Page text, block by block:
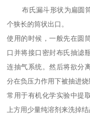
布氏漏斗形状为扁圆筒
个狭长的筒状出口。
使用的时候，一般先在圆
口并将接口密封布氏抽滤
连抽气系统。然后将欲分
分在负压力作用下被抽进烧
常用于有机化学实验中提
上方用少量纯溶剂来洗掉结